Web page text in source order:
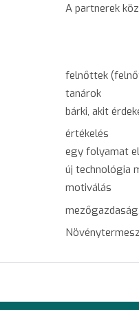
A partnerek
felnőttek
tanárok
bárki, akit
értékelés
egy folyamat
új technológia
motiválás